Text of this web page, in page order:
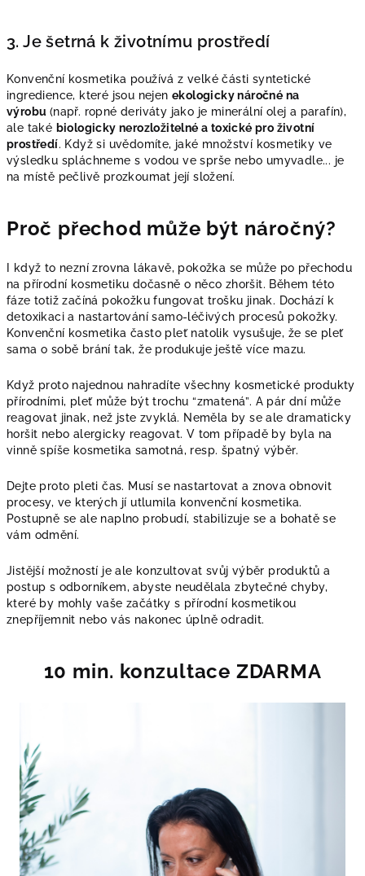
3. Je šetrná k životnímu prostředí
Konvenční kosmetika používá z velké části syntetické
ingredience, které jsou nejen ekologicky náročné na
výrobu (např. ropné deriváty jako je minerální olej a parafín),
ale také biologicky nerozložitelné a toxické pro životní
prostředí. Když si uvědomíte, jaké množství kosmetiky ve
výsledku spláchneme s vodou ve sprše nebo umyvadle... je
na místě pečlivě prozkoumat její složení.
Proč přechod může být náročný?
I když to nezní zrovna lákavě, pokožka se může po přechodu
na přírodní kosmetiku dočasně o něco zhoršit. Během této
fáze totiž začíná pokožku fungovat trošku jinak. Dochází k
detoxikaci a nastartování samo-léčivých procesů pokožky.
Konvenční kosmetika často pleť natolik vysušuje, že se pleť
sama o sobě brání tak, že produkuje ještě více mazu.
Když proto najednou nahradíte všechny kosmetické produkty
přírodními, pleť může být trochu “zmatená”. A pár dní může
reagovat jinak, než jste zvyklá. Neměla by se ale dramaticky
horšit nebo alergicky reagovat. V tom případě by byla na
vinně spíše kosmetika samotná, resp. špatný výběr.
Dejte proto pleti čas. Musí se nastartovat a znova obnovit
procesy, ve kterých jí utlumila konvenční kosmetika.
Postupně se ale naplno probudí, stabilizuje se a bohatě se
vám odmění.
Jistější možností je ale konzultovat svůj výběr produktů a
postup s odborníkem, abyste neudělala zbytečné chyby,
které by mohly vaše začátky s přírodní kosmetikou
znepříjemnit nebo vás nakonec úplně odradit.
10 min. konzultace ZDARMA